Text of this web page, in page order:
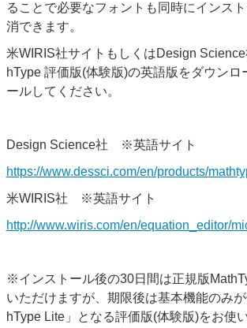
ることで必要なフォントも同時にインス
消できます。
米WIRIS社サイトもしくはDesign
hType 評価版(体験版)の英語版をダウンロ
ールしてください。
Design Science社 ※英語サイト
https://www.dessci.com/en/products/
米WIRIS社 ※英語サイト
http://www.wiris.com/en/equation_editor/
※インストール後の30日間は正規版
いただけますが、期限後は基本機能のみ
hType Lite」となる評価版(体験版)をお使